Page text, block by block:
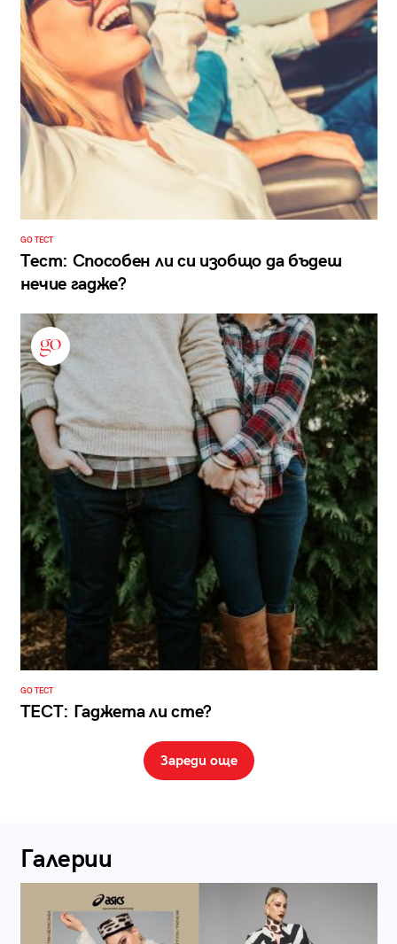
GO ТЕСТ
Тест: Способен ли си изобщо да бъдеш
нечие гадже?
GO ТЕСТ
ТЕСТ: Гаджета ли сте?
Зареди още
Галерии